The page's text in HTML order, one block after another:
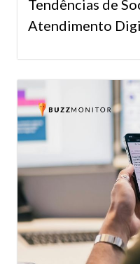
Tendências de
Atendimento